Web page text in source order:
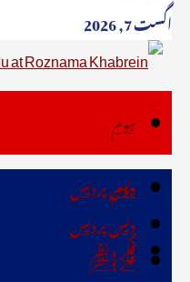
اگست 7, 2026
ہوم
دیس پردیس
فکر ونظر
ہوم
دیس پردیس
فکر ونظر